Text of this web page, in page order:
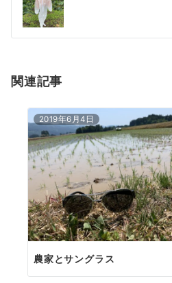
稿
ナ
ゲ
関連記事
2019年6月4日
農家とサングラス